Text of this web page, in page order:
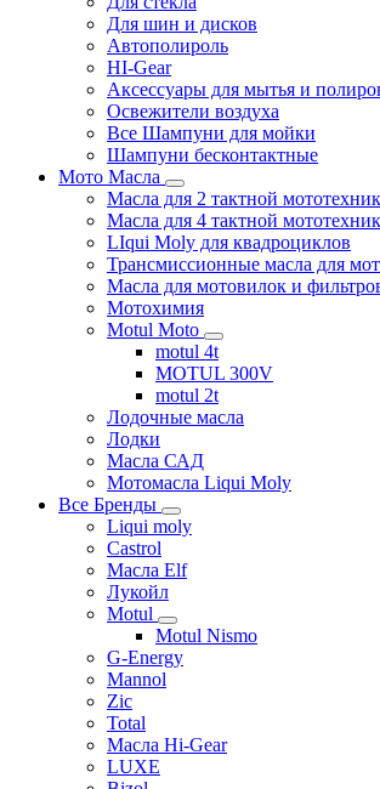
Для шин и дисков
Автополироль
HI-Gear
Аксессуары для мытья и
Освежители воздуха
Все Шампуни для мойки
Шампуни бесконтактные
Мото Масла
Масла для 2 тактной
Масла для 4 тактной
LIqui Moly для квадроциклов
Трансмиссионные масла для
Масла для мотовилок и
Мотохимия
Motul Moto
motul 4t
MOTUL 300V
motul 2t
Лодочные масла
Лодки
Масла САД
Мотомасла Liqui Moly
Все Бренды
Liqui moly
Castrol
Масла Elf
Лукойл
Motul
Motul Nismo
G-Energy
Mannol
Zic
Total
Масла Hi-Gear
LUXE